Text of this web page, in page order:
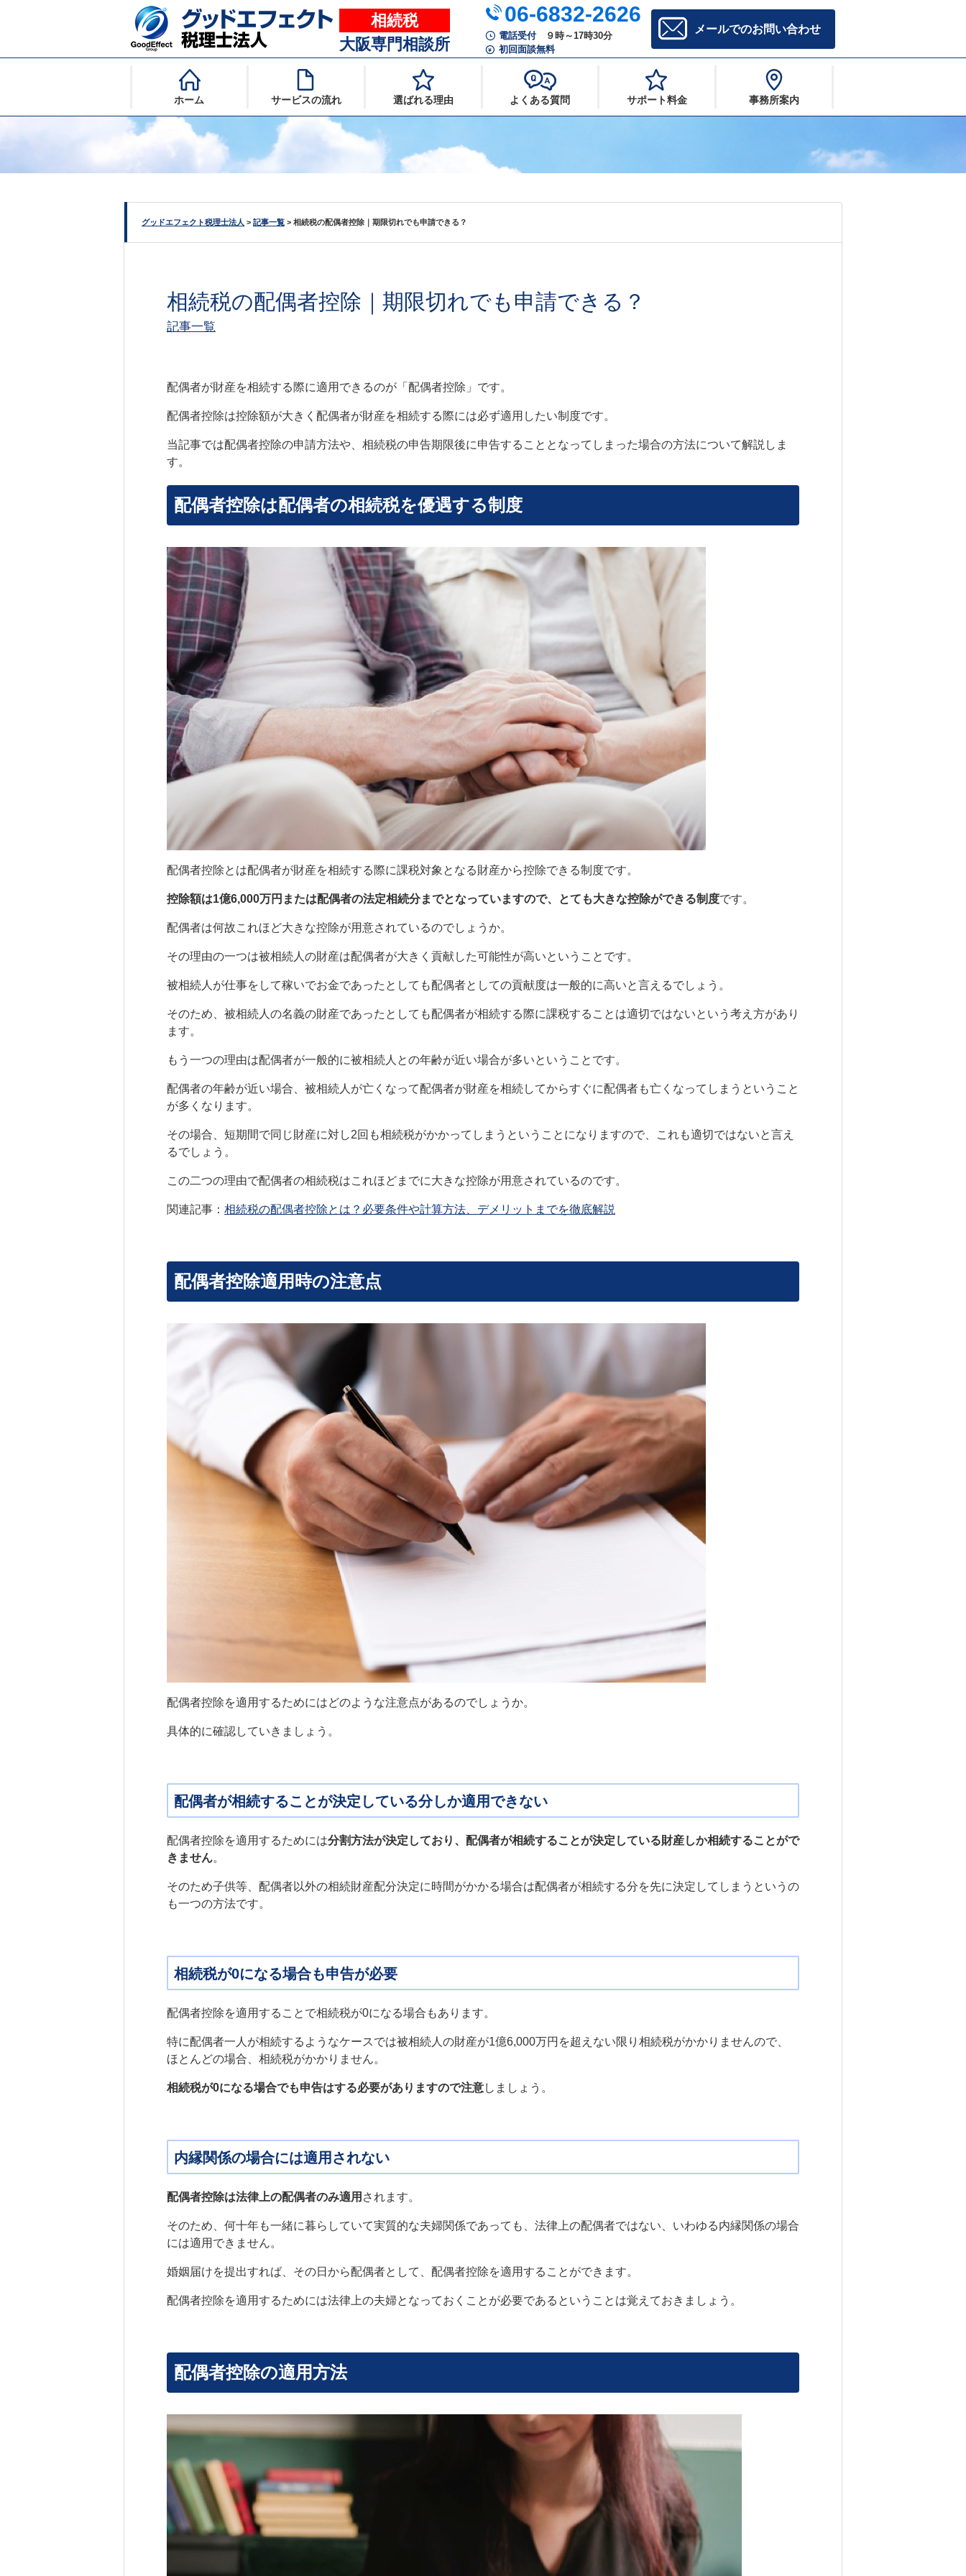
相続税
大阪専門相談所
06-6832-2626
電話受付
９時～17時30分
初回面談無料
メールでのお問い合わせ
ホーム サービスの流れ 選ばれる理由 よくある質問 サポート料金 事務所案内
グッドエフェクト税理士法人 > 記事一覧 > 相続税の配偶者控除｜期限切れでも申請できる？
相続税の配偶者控除｜期限切れでも申請できる？
記事一覧
配偶者が財産を相続する際に適用できるのが「配偶者控除」です。
配偶者控除は控除額が大きく配偶者が財産を相続する際には必ず適用したい制度です。
当記事では配偶者控除の申請方法や、相続税の申告期限後に申告することとなってしまった場合の方法について解説しま
す。
配偶者控除は配偶者の相続税を優遇する制度
配偶者控除とは配偶者が財産を相続する際に課税対象となる財産から控除できる制度です。
控除額は1億6,000万円または配偶者の法定相続分までとなっていますので、とても大きな控除ができる制度です。
配偶者は何故これほど大きな控除が用意されているのでしょうか。
その理由の一つは被相続人の財産は配偶者が大きく貢献した可能性が高いということです。
被相続人が仕事をして稼いでお金であったとしても配偶者としての貢献度は一般的に高いと言えるでしょう。
そのため、被相続人の名義の財産であったとしても配偶者が相続する際に課税することは適切ではないという考え方があり
ます。
もう一つの理由は配偶者が一般的に被相続人との年齢が近い場合が多いということです。
配偶者の年齢が近い場合、被相続人が亡くなって配偶者が財産を相続してからすぐに配偶者も亡くなってしまうということ
が多くなります。
その場合、短期間で同じ財産に対し2回も相続税がかかってしまうということになりますので、これも適切ではないと言え
るでしょう。
この二つの理由で配偶者の相続税はこれほどまでに大きな控除が用意されているのです。
関連記事： 相続税の配偶者控除とは？必要条件や計算方法、デメリットまでを徹底解説
配偶者控除適用時の注意点
配偶者控除を適用するためにはどのような注意点があるのでしょうか。
具体的に確認していきましょう。
配偶者が相続することが決定している分しか適用できない
配偶者控除を適用するためには分割方法が決定しており、配偶者が相続することが決定している財産しか相続することがで
きません。
そのため子供等、配偶者以外の相続財産配分決定に時間がかかる場合は配偶者が相続する分を先に決定してしまうというの
も一つの方法です。
相続税が0になる場合も申告が必要
配偶者控除を適用することで相続税が0になる場合もあります。
特に配偶者一人が相続するようなケースでは被相続人の財産が1億6,000万円を超えない限り相続税がかかりませんので、
ほとんどの場合、相続税がかかりません。
相続税が0になる場合でも申告はする必要がありますので注意しましょう。
内縁関係の場合には適用されない
配偶者控除は法律上の配偶者のみ適用 されます。
そのため、何十年も一緒に暮らしていて実質的な夫婦関係であっても、法律上の配偶者ではない、いわゆる内縁関係の場合
には適用できません。
婚姻届けを提出すれば、その日から配偶者として、配偶者控除を適用することができます。
配偶者控除を適用するためには法律上の夫婦となっておくことが必要であるということは覚えておきましょう。
配偶者控除の適用方法